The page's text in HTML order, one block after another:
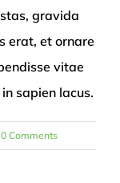
gravida
erat, et ornare
vitae
sapien lacus.
0 Comments